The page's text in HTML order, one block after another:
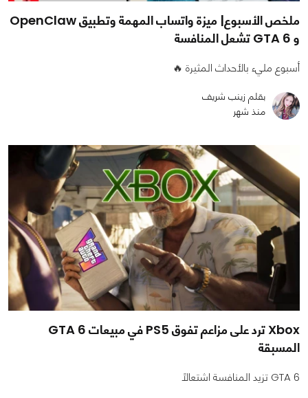
ملخص الأسبوع| ميزة واتساب المهمة وتطبيق OpenClaw
و GTA 6 تشعل المنافسة
أسبوع مليء بالأحداث المثيرة 🔥
بقلم زينب شريف
منذ شهر
Xbox ترد على مزاعم تفوق PS5 في مبيعات GTA 6
المسبقة
GTA 6 تزيد المنافسة اشتعالًا